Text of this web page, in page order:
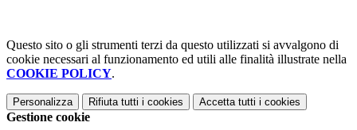
Questo sito o gli strumenti terzi da questo utilizzati si avvalgono di
cookie necessari al funzionamento ed utili alle finalità illustrate nella
COOKIE POLICY.
Personalizza Rifiuta tutti i cookies Accetta tutti i cookies
Gestione cookie